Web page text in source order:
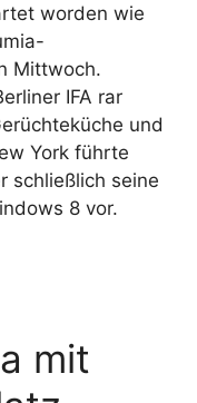
worden wie
Mittwoch.
IFA rar
und
York führte
schließlich seine
8 vor.
mit